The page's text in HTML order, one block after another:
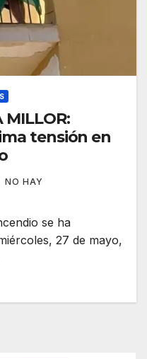
MILLOR:
tensión en
NO HAY
se ha
27 de mayo,